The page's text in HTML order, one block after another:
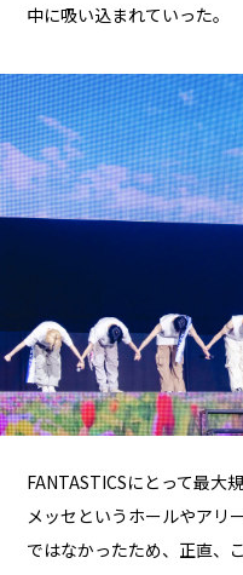
中に吸い込まれていった。
FANTASTICSにとって最大
メッセというホールやアリ
ではなかったため、正直、